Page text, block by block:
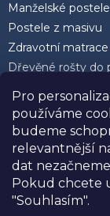
Pro
používáme
budeme
relevantnější
dat
Pokud chcete
"Souhlasím".
Manželské postele
Postele z masivu
Zdravotní matrace
Dřevěné rošty do
Postele 200 x 200
Matrace 90 x 200
Rozkládací postele
Kvalitní polštáře